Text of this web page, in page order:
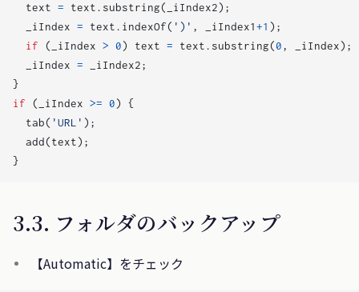
text = text . substring( _iIndex2);
_iIndex = text . indexOf( ')' , _iIndex1+1 );
if
( _iIndex > 0) text = text . substring(0, _iIndex);
_iIndex = _iIndex2;
}
if
( _iIndex >= 0)
{
tab( 'URL' );
add(text);
}
3.3. フォルダのバックアップ
【Automatic】をチェック